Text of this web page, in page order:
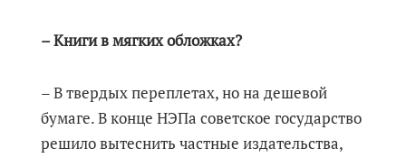
– Книги в мягких обложках?
– В твердых переплетах, но на дешевой
бумаге. В конце НЭПа советское государство
решило вытеснить частные издательства,